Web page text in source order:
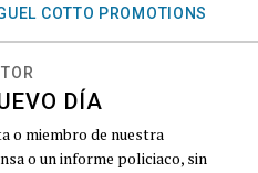
COTTO PROMOTIONS
DÍA
o miembro de nuestra
o un informe policiaco, sin